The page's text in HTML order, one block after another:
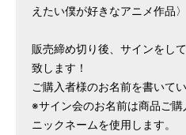
えたい僕が好きなアニメ作品〉
販売締め切り後、サインをし
致します！
ご購入者様のお名前を書いて
※サイン会のお名前は商品ご
ニックネームを使用します。